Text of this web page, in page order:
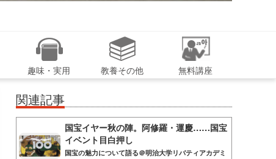
趣味・実用 教養その他 無料講座
関連記事
国宝イヤー秋の陣。阿修羅・運慶……国宝
イベント目白押し
国宝の魅力について語る＠明治大学リバティアカデミ